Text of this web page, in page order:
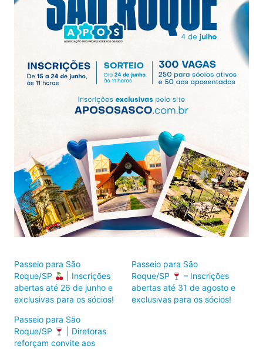
Passeio para São
Roque/SP
| Inscrições
abertas até 26 de junho e
exclusivas para os sócios!
Passeio para São
Roque/SP
– Inscrições
abertas até 31 de agosto e
exclusivas para os sócios!
Passeio para São
Roque/SP
| Diretoras
reforçam convite aos